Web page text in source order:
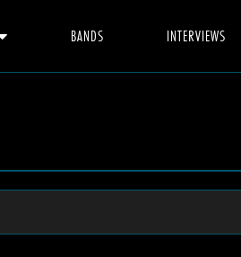
BANDS INTERVIEWS